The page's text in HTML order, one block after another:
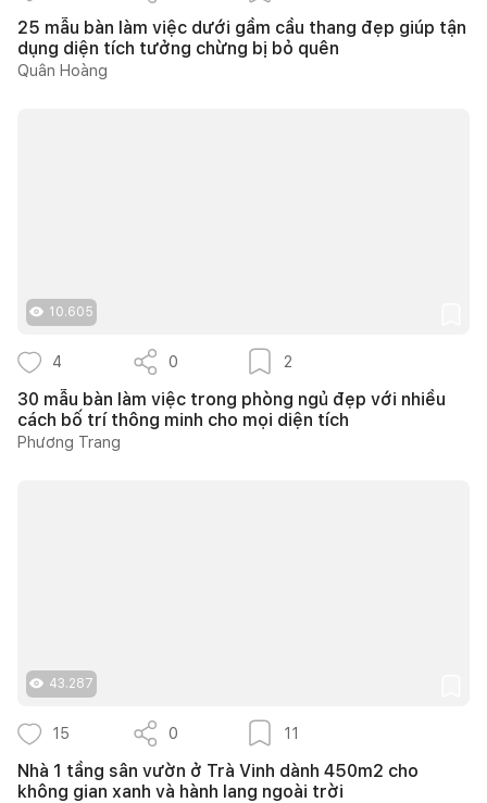
25 mẫu bàn làm việc dưới gầm cầu thang đẹp giúp tận
dụng diện tích tưởng chừng bị bỏ quên
Quân Hoàng
10.605
4 0 2
30 mẫu bàn làm việc trong phòng ngủ đẹp với nhiều
cách bố trí thông minh cho mọi diện tích
Phương Trang
43.287
15 0 11
Nhà 1 tầng sân vườn ở Trà Vinh dành 450m2 cho
không gian xanh và hành lang ngoài trời